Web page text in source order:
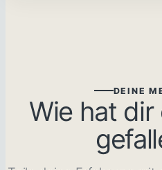
DEINE
Wie hat dir